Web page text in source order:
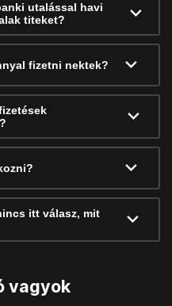
utalással havi
titeket?
fizetni nektek?
itt válasz, mit
vagyok